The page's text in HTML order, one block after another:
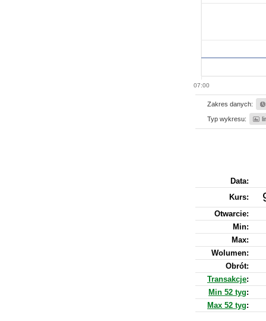
07:00
Zakres danych:
Typ wykresu:
Data:
Kurs:
Otwarcie:
Min:
Max:
Wolumen:
Obrót:
Transakcje:
Min 52 tyg:
Max 52 tyg: